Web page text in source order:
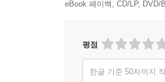
eBook 페이백, CD/LP,
평점
한글 기준 50자까지